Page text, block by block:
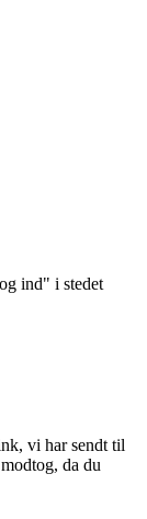
ind" i stedet
vi har sendt til
da du